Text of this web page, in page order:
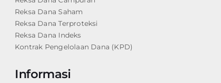
Reksa Dana Saham
Reksa Dana Terproteksi
Reksa Dana Indeks
Kontrak Pengelolaan Dana (KPD)
Informasi